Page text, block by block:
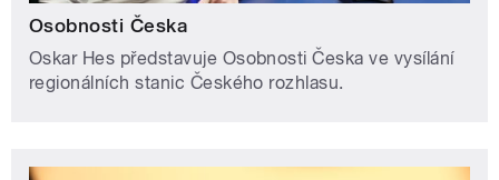
Osobnosti Česka
Oskar Hes představuje Osobnosti Česka ve vysílání
regionálních stanic Českého rozhlasu.